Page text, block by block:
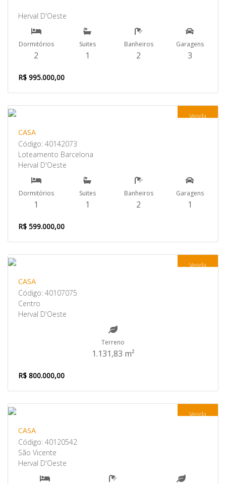
Herval D'Oeste
Dormitórios
2
Suites
1
Banheiros
2
Garagens
3
R$ 995.000,00
Venda
CASA
Código: 40142073
Loteamento Barcelona
Herval D'Oeste
Dormitórios
1
Suites
1
Banheiros
2
Garagens
1
R$ 599.000,00
Venda
CASA
Código: 40107075
Centro
Herval D'Oeste
Terreno
1.131,83 m²
R$ 800.000,00
Venda
CASA
Código: 40120542
São Vicente
Herval D'Oeste